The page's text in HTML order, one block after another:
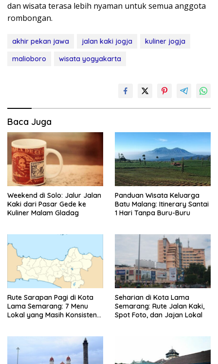
dan wisata terasa lebih nyaman untuk semua anggota
rombongan.
akhir pekan jawa jalan kaki jogja
kuliner jogja
malioboro
wisata yogyakarta
Baca Juga
Weekend di Solo: Jalur Jalan
Kaki dari Pasar Gede ke
Kuliner Malam Gladag
Panduan Wisata Keluarga
Batu Malang: Itinerary Santai
1 Hari Tanpa Buru-Buru
Rute Sarapan Pagi di Kota
Lama Semarang: 7 Menu
Lokal yang Masih Konsisten
Seharian di Kota Lama
Semarang: Rute Jalan Kaki,
Spot Foto, dan Jajan Lokal